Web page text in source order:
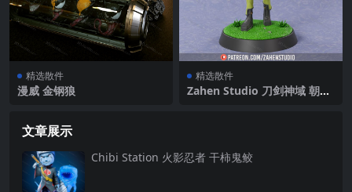
精选散件
漫威 金钢狼
精选散件
Zahen Studio 刀剑神域 朝田
文章展示
Chibi Station 火影忍者 干柿鬼鲛